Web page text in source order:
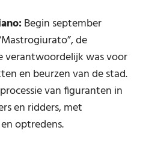
Begin september
de
verantwoordelijk was voor
en beurzen van de stad.
van figuranten in
en ridders, met
optredens.